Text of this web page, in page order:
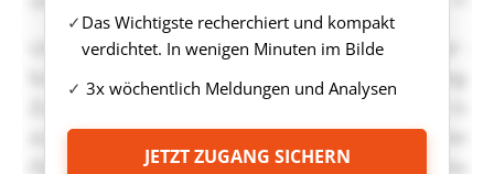
Das Wichtigste recherchiert und kompakt
verdichtet. In wenigen Minuten im Bilde
3x wöchentlich Meldungen und Analysen
JETZT ZUGANG SICHERN